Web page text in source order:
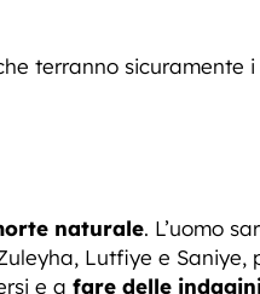
terranno sicuramente
naturale. L’uomo
Lutfiye e Saniye,
e a fare delle